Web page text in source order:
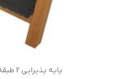
پایه پذیرایی 2 طبقه سنگی دومینگو تاشوو T2482